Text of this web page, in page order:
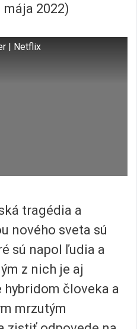
mája 2022)
| Netflix
tragédia a
nového sveta sú
sú napol ľudia a
z nich je aj
hybridom človeka a
mrzutým